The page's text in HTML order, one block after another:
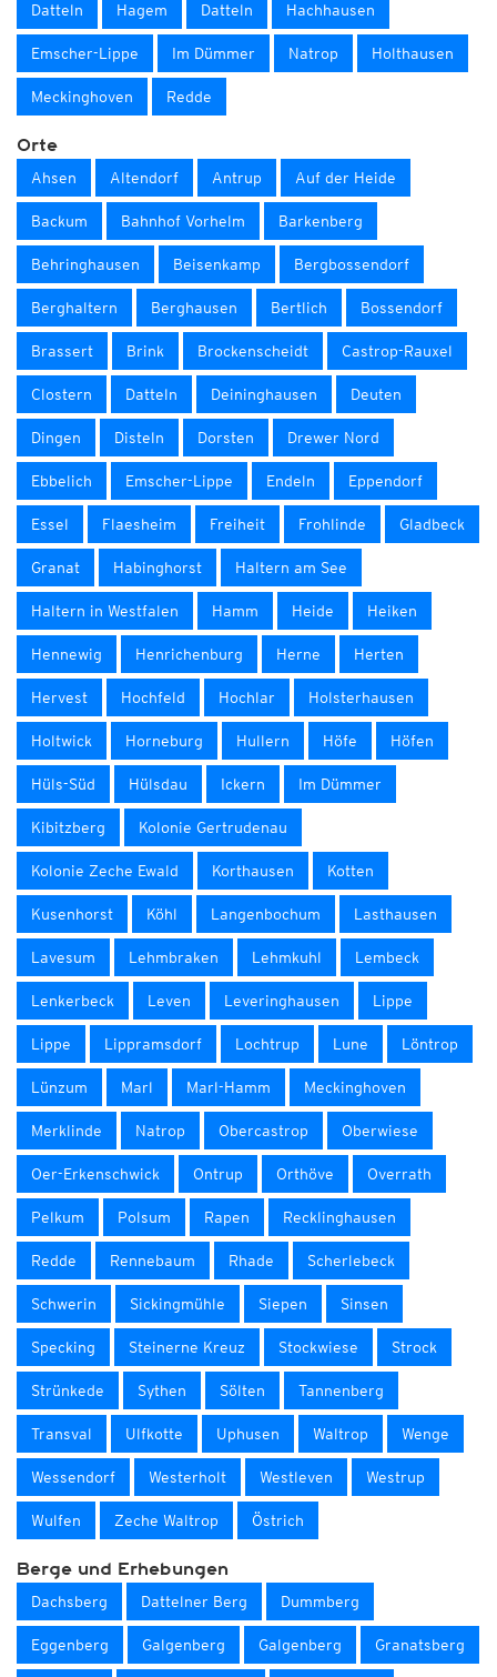
Datteln Hagem Datteln Hachhausen
Emscher-Lippe Im Dümmer Natrop Holthausen
Meckinghoven Redde
Orte
Ahsen Altendorf Antrup Auf der Heide
Backum Bahnhof Vorhelm Barkenberg
Behringhausen Beisenkamp Bergbossendorf
Berghaltern Berghausen Bertlich Bossendorf
Brassert Brink Brockenscheidt Castrop-Rauxel
Clostern Datteln Deininghausen Deuten
Dingen Disteln Dorsten Drewer Nord
Ebbelich Emscher-Lippe Endeln Eppendorf
Essel Flaesheim Freiheit Frohlinde Gladbeck
Granat Habinghorst Haltern am See
Haltern in Westfalen Hamm Heide Heiken
Hennewig Henrichenburg Herne Herten
Hervest Hochfeld Hochlar Holsterhausen
Holtwick Horneburg Hullern Höfe Höfen
Hüls-Süd Hülsdau Ickern Im Dümmer
Kibitzberg Kolonie Gertrudenau
Kolonie Zeche Ewald Korthausen Kotten
Kusenhorst Köhl Langenbochum Lasthausen
Lavesum Lehmbraken Lehmkuhl Lembeck
Lenkerbeck Leven Leveringhausen Lippe
Lippe Lippramsdorf Lochtrup Lune Löntrop
Lünzum Marl Marl-Hamm Meckinghoven
Merklinde Natrop Obercastrop Oberwiese
Oer-Erkenschwick Ontrup Orthöve Overrath
Pelkum Polsum Rapen Recklinghausen
Redde Rennebaum Rhade Scherlebeck
Schwerin Sickingmühle Siepen Sinsen
Specking Steinerne Kreuz Stockwiese Strock
Strünkede Sythen Sölten Tannenberg
Transval Ulfkotte Uphusen Waltrop Wenge
Wessendorf Westerholt Westleven Westrup
Wulfen Zeche Waltrop Östrich
Berge und Erhebungen
Dachsberg Dattelner Berg Dummberg
Eggenberg Galgenberg Galgenberg Granatsberg